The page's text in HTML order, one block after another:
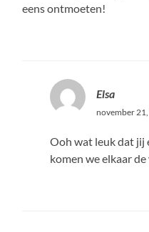
eens ontmoeten!
Elsa
november
Ooh wat leuk dat jij
komen we elkaar